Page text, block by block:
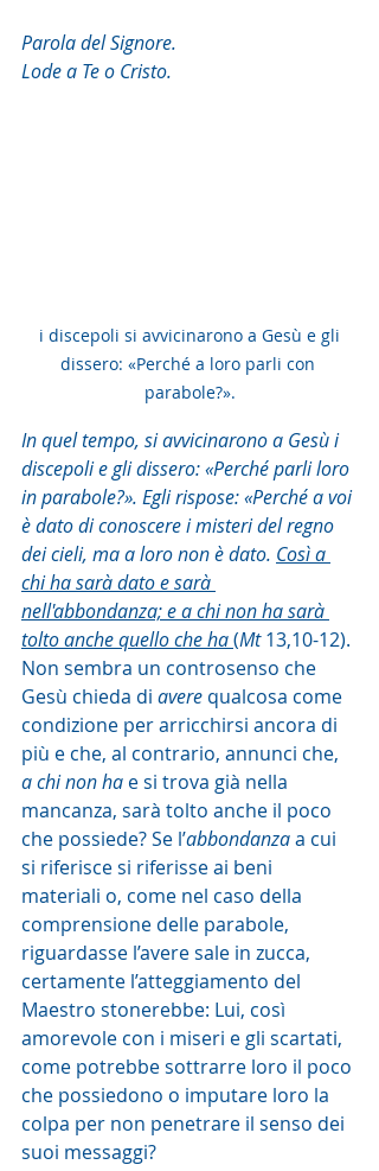
Parola del Signore.
Lode a Te o Cristo.
dissero: «Perché a loro parli con
parabole?».
In quel tempo, si avvicinarono a Gesù i
discepoli e gli dissero: «Perché parli loro
in parabole?». Egli rispose: «Perché a voi
è dato di conoscere i misteri del regno
dei cieli, ma a loro non è dato. Così a
chi ha sarà dato e sarà
nell'abbondanza; e a chi non ha sarà
tolto anche quello che ha(Mt 13,10-12).
Non sembra un controsenso che
Gesù chieda di avere qualcosa come
condizione per arricchirsi ancora di
più e che, al contrario, annunci che,
a chi non ha e si trova già nella
mancanza, sarà tolto anche il poco
che possiede? Se l’abbondanza a cui
si riferisce si riferisse ai beni
materiali o, come nel caso della
comprensione delle parabole,
riguardasse l’avere sale in zucca,
certamente l’atteggiamento del
Maestro stonerebbe: Lui, così
amorevole con i miseri e gli scartati,
come potrebbe sottrarre loro il poco
che possiedono o imputare loro la
colpa per non penetrare il senso dei
suoi messaggi?